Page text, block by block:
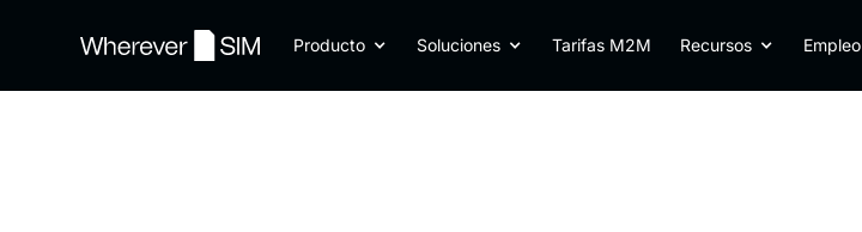
Producto Soluciones Tarifas M2M Recursos Empleo